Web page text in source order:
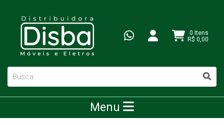
0 Itens
R$ 0,00
Menu